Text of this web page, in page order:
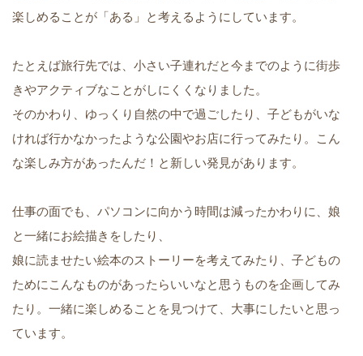
楽しめることが「ある」と考えるようにしています。
たとえば旅行先では、小さい子連れだと今までのように街歩
きやアクティブなことがしにくくなりました。
そのかわり、ゆっくり自然の中で過ごしたり、子どもがいな
ければ行かなかったような公園やお店に行ってみたり。こん
な楽しみ方があったんだ！と新しい発見があります。
仕事の面でも、パソコンに向かう時間は減ったかわりに、娘
と一緒にお絵描きをしたり、
娘に読ませたい絵本のストーリーを考えてみたり、子どもの
ためにこんなものがあったらいいなと思うものを企画してみ
たり。一緒に楽しめることを見つけて、大事にしたいと思っ
ています。